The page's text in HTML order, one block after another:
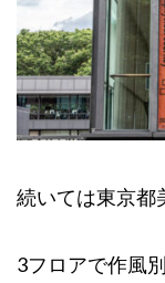
続いては東京都
3フロアで作風